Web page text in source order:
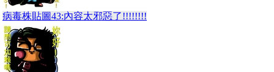
病毒株貼圖43:內容太邪惡了!!!!!!!!